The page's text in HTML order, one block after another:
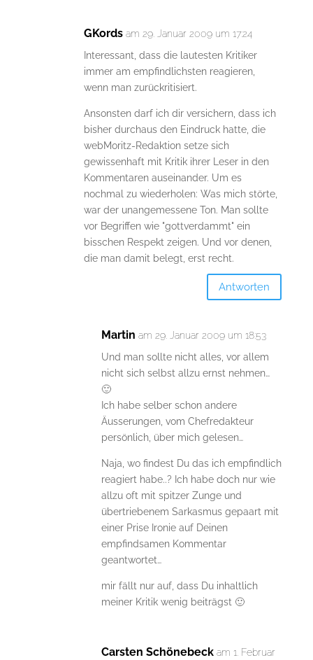
GKords am 29. Januar 2009 um 17:24
Interessant, dass die lautesten Kritiker
immer am empfindlichsten reagieren,
wenn man zurückritisiert.
Ansonsten darf ich dir versichern, dass ich
bisher durchaus den Eindruck hatte, die
webMoritz-Redaktion setze sich
gewissenhaft mit Kritik ihrer Leser in den
Kommentaren auseinander. Um es
nochmal zu wiederholen: Was mich störte,
war der unangemessene Ton. Man sollte
vor Begriffen wie "gottverdammt" ein
bisschen Respekt zeigen. Und vor denen,
die man damit belegt, erst recht.
Antworten
Martin am 29. Januar 2009 um 18:53
Und man sollte nicht alles, vor allem
nicht sich selbst allzu ernst nehmen…
🙂
Ich habe selber schon andere
Äusserungen, vom Chefredakteur
persönlich, über mich gelesen…
Naja, wo findest Du das ich empfindlich
reagiert habe..? Ich habe doch nur wie
allzu oft mit spitzer Zunge und
übertriebenem Sarkasmus gepaart mit
einer Prise Ironie auf Deinen
empfindsamen Kommentar
geantwortet…
mir fällt nur auf, dass Du inhaltlich
meiner Kritik wenig beiträgst 🙂
Carsten Schönebeck am 1. Februar